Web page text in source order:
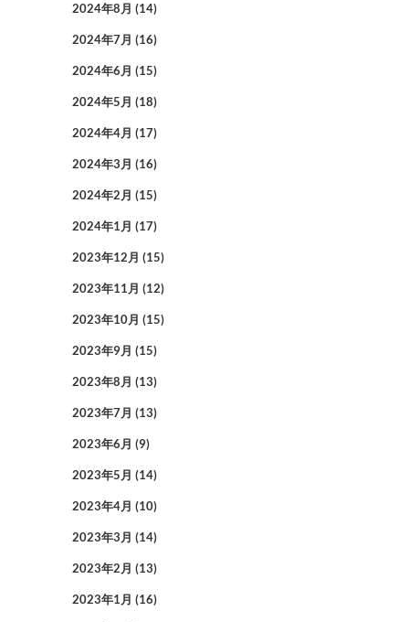
2024年8月 (14)
2024年7月 (16)
2024年6月 (15)
2024年5月 (18)
2024年4月 (17)
2024年3月 (16)
2024年2月 (15)
2024年1月 (17)
2023年12月 (15)
2023年11月 (12)
2023年10月 (15)
2023年9月 (15)
2023年8月 (13)
2023年7月 (13)
2023年6月 (9)
2023年5月 (14)
2023年4月 (10)
2023年3月 (14)
2023年2月 (13)
2023年1月 (16)